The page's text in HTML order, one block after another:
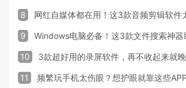
8 网红自媒体都在用！这3款音频剪辑软件
9 Windows电脑必备！这3款文件搜索神器
10 3款超好用的录屏软件，再不收起来就晚
11 频繁玩手机太伤眼？想护眼就靠这些APP